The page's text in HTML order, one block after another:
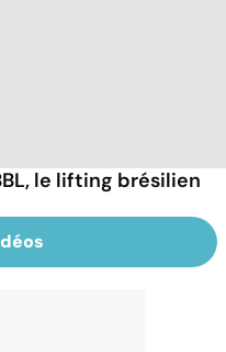
le lifting brésilien